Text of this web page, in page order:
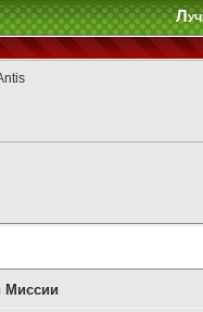
Миссии